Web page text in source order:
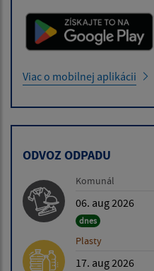
Viac o mobilnej aplikácii
ODVOZ ODPADU
Komunál
06. aug 2026
dnes
Plasty
17. aug 2026